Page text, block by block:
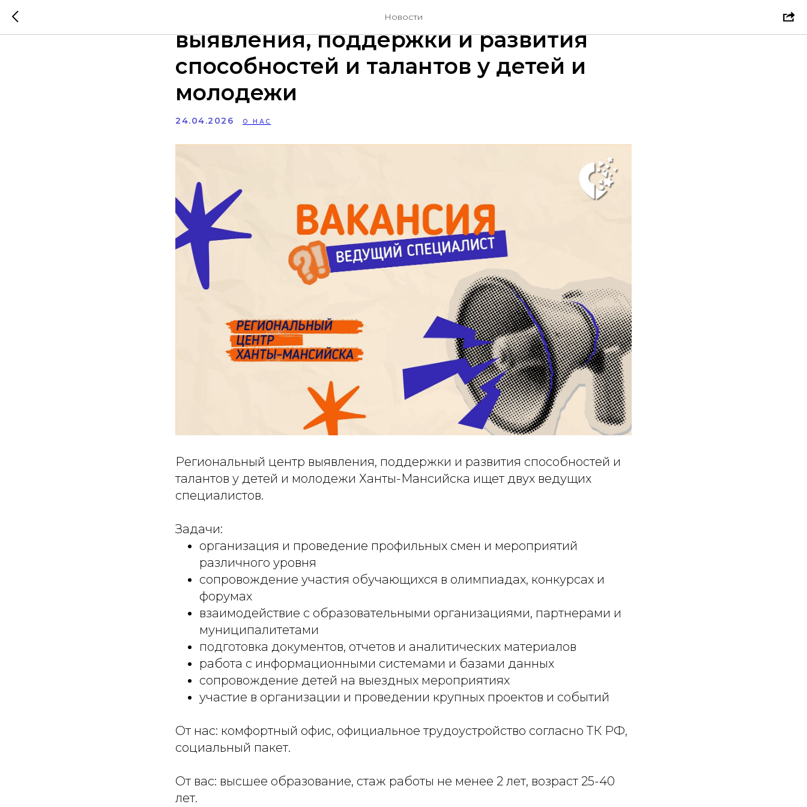
Новости
Вакансия в Региональный центр
выявления, поддержки и развития
способностей и талантов у детей и
молодежи
24.04.2026 О НАС
Региональный центр выявления, поддержки и развития способностей и
талантов у детей и молодежи Ханты-Мансийска ищет двух ведущих
специалистов.
Задачи:
организация и проведение профильных смен и мероприятий
различного уровня
сопровождение участия обучающихся в олимпиадах, конкурсах и
форумах
взаимодействие с образовательными организациями, партнерами и
муниципалитетами
подготовка документов, отчетов и аналитических материалов
работа с информационными системами и базами данных
сопровождение детей на выездных мероприятиях
участие в организации и проведении крупных проектов и событий
От нас: комфортный офис, официальное трудоустройство согласно ТК РФ,
социальный пакет.
От вас: высшее образование, стаж работы не менее 2 лет, возраст 25-40
лет.